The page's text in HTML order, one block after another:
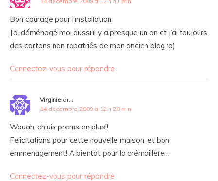
Bon courage pour l’installation.
J’ai déménagé moi aussi il y a presque un an et j’ai toujours
des cartons non rapatriés de mon ancien blog :o)
Connectez-vous pour répondre
Virginie dit :
14 décembre 2009 à 12 h 28 min
Wouah, ch’uis prems en plus!!
Félicitations pour cette nouvelle maison, et bon
emmenagement! A bientôt pour la crémaillère…
Connectez-vous pour répondre